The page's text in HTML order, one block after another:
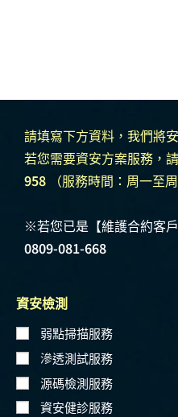
請填寫下方資料，我們將
若您需要資安方案服務，
958 （服務時間：周一至
※若您已是【維護合約客
0809-081-668
資安檢測
弱點掃描服務
滲透測試服務
源碼檢測服務
資安健診服務